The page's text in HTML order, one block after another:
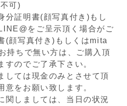
可)
分証明書(顔写真付き)もし
をご呈示頂く場合がご
(顔写真付き)もしくはmita
持ちで無い方は、ご購入頂
すのでご了承下さい。
しては現金のみとさせて頂
意をお願い致します。
関しましては、当日の状況